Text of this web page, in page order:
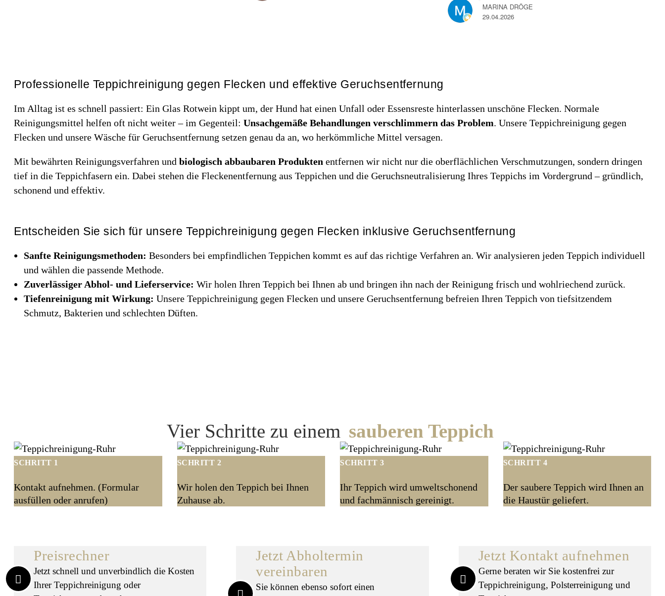
MARINA DRÖGE
29.04.2026
Professionelle Teppichreinigung gegen Flecken und effektive Geruchsentfernung
Im Alltag ist es schnell passiert: Ein Glas Rotwein kippt um, der Hund hat einen Unfall oder Essensreste hinterlassen unschöne Flecken. Normale
Reinigungsmittel helfen oft nicht weiter – im Gegenteil: Unsachgemäße Behandlungen verschlimmern das Problem. Unsere Teppichreinigung gegen
Flecken und unsere Wäsche für Geruchsentfernung setzen genau da an, wo herkömmliche Mittel versagen.
Mit bewährten Reinigungsverfahren und biologisch abbaubaren Produkten entfernen wir nicht nur die oberflächlichen Verschmutzungen, sondern dringen
tief in die Teppichfasern ein. Dabei stehen die Fleckenentfernung aus Teppichen und die Geruchsneutralisierung Ihres Teppichs im Vordergrund – gründlich,
schonend und effektiv.
Entscheiden Sie sich für unsere Teppichreinigung gegen Flecken inklusive Geruchsentfernung
Sanfte Reinigungsmethoden: Besonders bei empfindlichen Teppichen kommt es auf das richtige Verfahren an. Wir analysieren jeden Teppich individuell
und wählen die passende Methode.
Zuverlässiger Abhol- und Lieferservice: Wir holen Ihren Teppich bei Ihnen ab und bringen ihn nach der Reinigung frisch und wohlriechend zurück.
Tiefenreinigung mit Wirkung: Unsere Teppichreinigung gegen Flecken und unsere Geruchsentfernung befreien Ihren Teppich von tiefsitzendem
Schmutz, Bakterien und schlechten Düften.
Vier Schritte zu einem sauberen Teppich
SCHRITT 1
Kontakt aufnehmen. (Formular
ausfüllen oder anrufen)
SCHRITT 2
Wir holen den Teppich bei Ihnen
Zuhause ab.
SCHRITT 3
Ihr Teppich wird umweltschonend
und fachmännisch gereinigt.
SCHRITT 4
Der saubere Teppich wird Ihnen an
die Haustür geliefert.
Preisrechner
Jetzt schnell und unverbindlich die Kosten
Ihrer Teppichreinigung oder
Jetzt Abholtermin
vereinbaren
Sie können ebenso sofort einen
Jetzt Kontakt aufnehmen
Gerne beraten wir Sie kostenfrei zur
Teppichreinigung, Polsterreinigung und